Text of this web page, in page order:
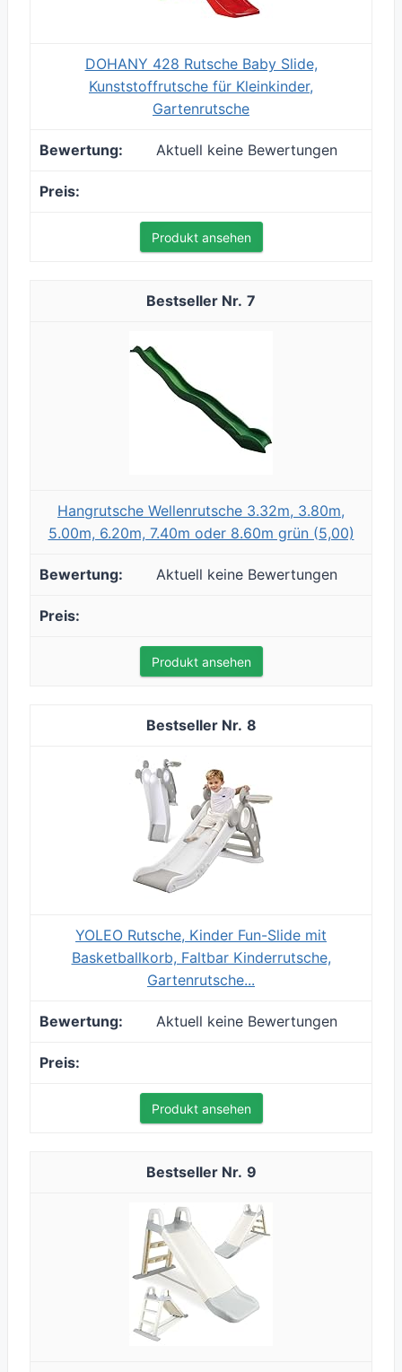
DOHANY 428 Rutsche Baby Slide,
Kunststoffrutsche für Kleinkinder,
Gartenrutsche
Aktuell keine Bewertungen
Produkt ansehen
7
Hangrutsche Wellenrutsche 3.32m, 3.80m,
5.00m, 6.20m, 7.40m oder 8.60m grün (5,00)
Aktuell keine Bewertungen
Produkt ansehen
8
YOLEO Rutsche, Kinder Fun-Slide mit
Basketballkorb, Faltbar Kinderrutsche,
Gartenrutsche...
Aktuell keine Bewertungen
Produkt ansehen
9